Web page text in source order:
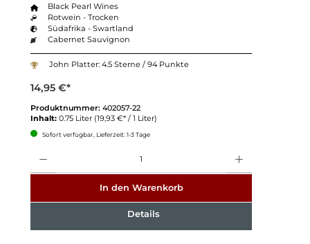
Black Pearl Wines
Rotwein - Trocken
Südafrika - Swartland
Cabernet Sauvignon
John Platter: 4.5 Sterne / 94 Punkte
14,95 €*
Produktnummer: 402057-22
Inhalt: 0.75 Liter (19,93 €* / 1 Liter)
Sofort verfügbar, Lieferzeit: 1-3 Tage
In den Warenkorb
Details